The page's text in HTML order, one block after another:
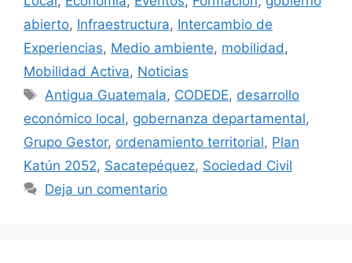
abierto, Infraestructura, Intercambio de
Experiencias, Medio ambiente, mobilidad,
Mobilidad Activa, Noticias
Etiquetas
Antigua Guatemala, CODEDE, desarrollo
económico local, gobernanza departamental,
Grupo Gestor, ordenamiento territorial, Plan
Katún 2052, Sacatepéquez, Sociedad Civil
Deja un comentario